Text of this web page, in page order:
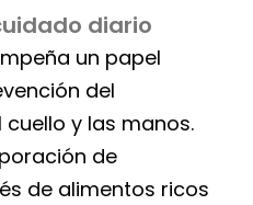
diario
un papel
del
y las manos.
de
de alimentos ricos